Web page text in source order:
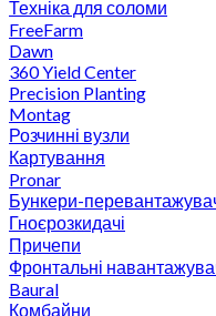
Техніка для соломи
FreeFarm
Dawn
360 Yield Center
Precision Planting
Montag
Розчинні вузли
Картування
Pronar
Бункери-
Гноєрозкидачі
Причепи
Фронтальні
Baural
Комбайни